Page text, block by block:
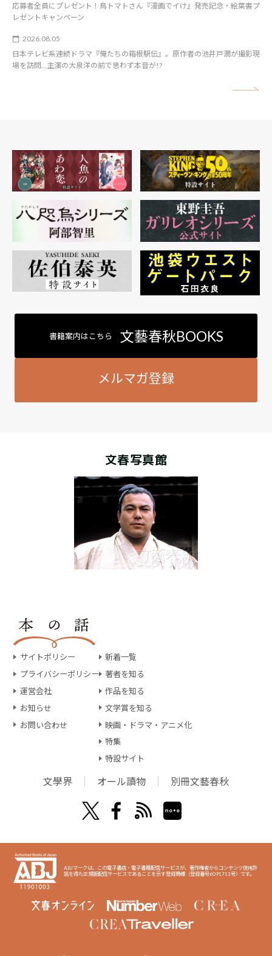
応募者全員にプレゼント！鳥トマトさん『漫画でイけ』発売記念・絵葉書プ
レゼントキャンペーン
2026.08.05
日本テレビ系連続ドラマ『俺たちの箱根駅伝』。原作者の池井戸潤が撮影現
場を訪問…主演の大泉洋の前で思わず本音が!?
書籍案内はこちら 文藝春秋BOOKS
メルマガ登録
文春写真館
サイトポリシー
プライバシーポリシー
運営会社
お知らせ
お問い合わせ
新着一覧
著者を知る
作品を知る
文学賞を知る
映画・ドラマ・アニメ化
特集
特設サイト
文學界 オール讀物 別冊文藝春秋
ABJマークは、この電子書店・電子書籍配信サービスが、著作権者からコンテンツ使用許
諾を得た正規版配信サービスであることを示す登録商標（登録番号6091713号）です。